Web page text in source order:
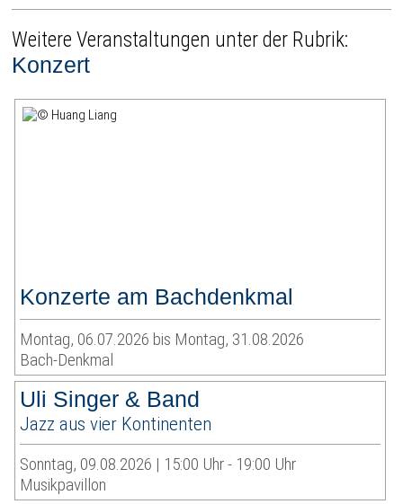
Weitere Veranstaltungen unter der Rubrik:
Konzert
Konzerte am Bachdenkmal
Montag, 06.07.2026 bis Montag, 31.08.2026
Bach-Denkmal
Uli Singer & Band
Jazz aus vier Kontinenten
Sonntag, 09.08.2026 | 15:00 Uhr - 19:00 Uhr
Musikpavillon